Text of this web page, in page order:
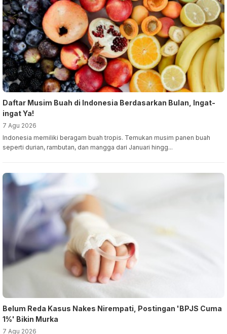
Daftar Musim Buah di Indonesia Berdasarkan Bulan, Ingat-
ingat Ya!
7 Agu 2026
Indonesia memiliki beragam buah tropis. Temukan musim panen buah
seperti durian, rambutan, dan mangga dari Januari hingg...
Belum Reda Kasus Nakes Nirempati, Postingan 'BPJS Cuma
1%' Bikin Murka
7 Agu 2026